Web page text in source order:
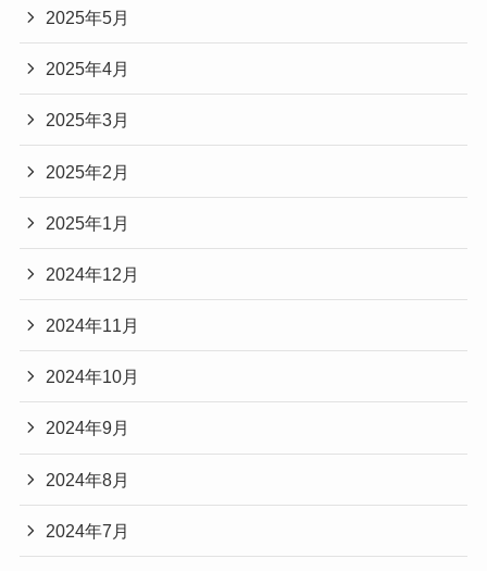
2025年5月
2025年4月
2025年3月
2025年2月
2025年1月
2024年12月
2024年11月
2024年10月
2024年9月
2024年8月
2024年7月